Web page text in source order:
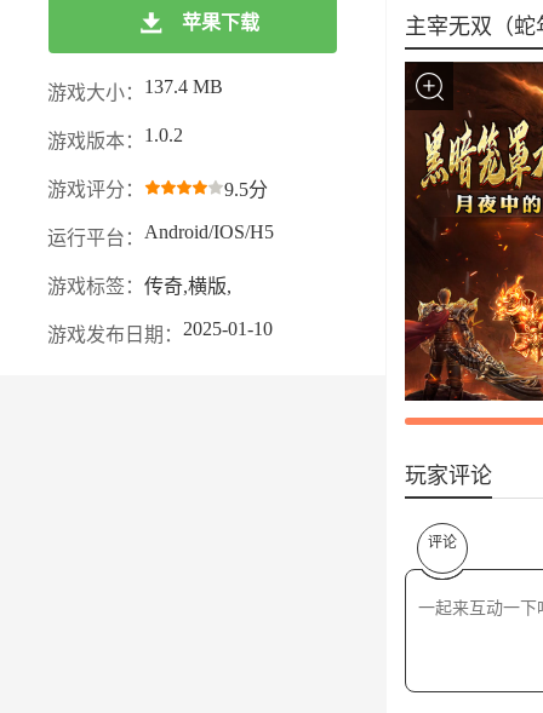
苹果下载
游戏大小： 137.4 MB
游戏版本： 1.0.2
游戏评分： 9.5分
运行平台： Android/IOS/H5
游戏标签： 传奇,横版,
游戏发布日期： 2025-01-10
主宰无双（
玩家评论
评论